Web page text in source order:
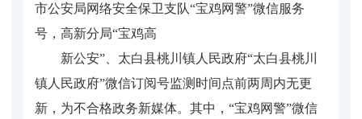
市公安局网络安全保卫支队“宝鸡网警”微信服务
号，高新分局“宝鸡高
新公安”、太白县桃川镇人民政府“太白县桃川
镇人民政府”微信订阅号监测时间点前两周内无更
新，为不合格政务新媒体。其中，“宝鸡网警”微信